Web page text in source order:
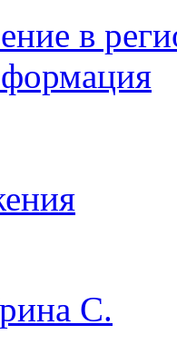
в
С.